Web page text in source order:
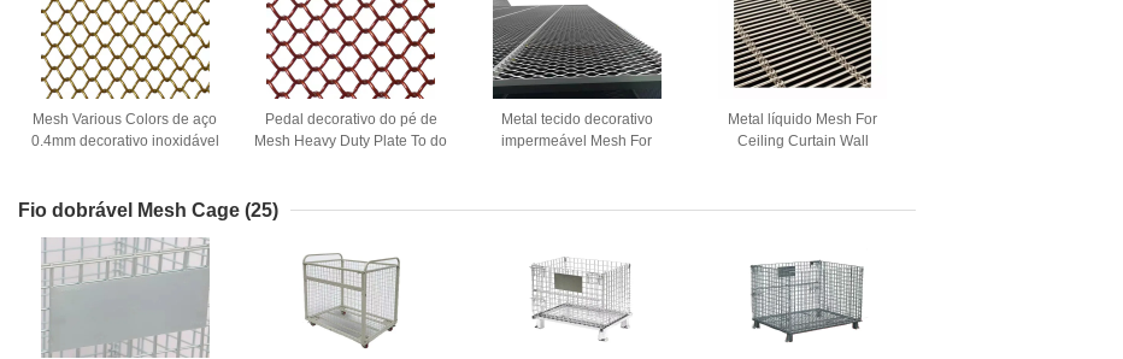
Mesh Various Colors de aço
0.4mm decorativo inoxidável
Pedal decorativo do pé de
Mesh Heavy Duty Plate To do
Metal tecido decorativo
impermeável Mesh For
Metal líquido Mesh For
Ceiling Curtain Wall
separação
Fio dobrável Mesh Cage (25)